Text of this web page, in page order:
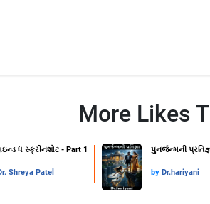
More Likes
ધ સ્ક્રીનશોટ - Part 1
Shreya Patel
પુનર્જન્મની
by Dr.hariyani